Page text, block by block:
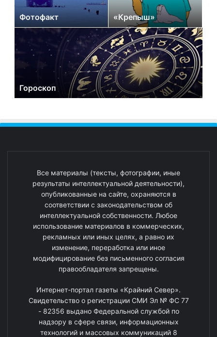
Фотофакт «Крепыш»
Гороскоп
Все материалы (тексты, фотографии, иные
результаты интеллектуальной деятельности),
опубликованные на сайте, охраняются в
соответствии с законодательством об
интеллектуальной собственности. Любое
использование материалов в коммерческих,
рекламных или иных целях, а равно их
изменение, переработка или иное
модифицирование без письменного согласия
правообладателя запрещены.
Интернет-портал газеты «Крайний Север».
Свидетельство о регистрации СМИ Эл № ФС 77
- 82356 выдано Федеральной службой по
надзору в сфере связи, информационных
технологий и массовых коммуникаций 8